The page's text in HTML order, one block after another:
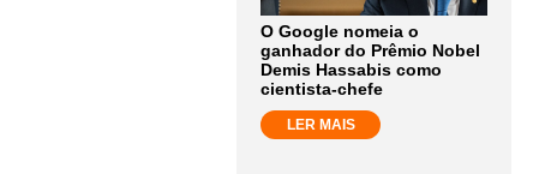
O Google nomeia o
ganhador do Prêmio Nobel
Demis Hassabis como
cientista-chefe
LER MAIS